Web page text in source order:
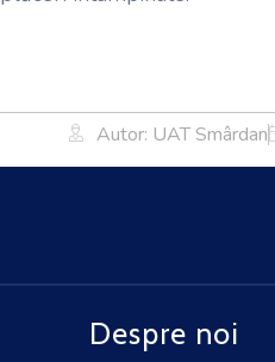
Autor: UAT Smârdan
Despre noi